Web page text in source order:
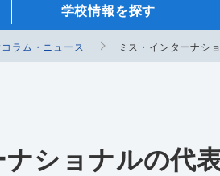
学校情報を探す
ラム・ニュース ミス・インターナシ
ショナルの代